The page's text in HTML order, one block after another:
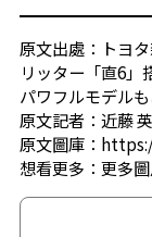
原文出處：トヨ
リッター「直6」
パワフルモデル
原文記者：近藤
原文圖庫：
想看更多： 更多